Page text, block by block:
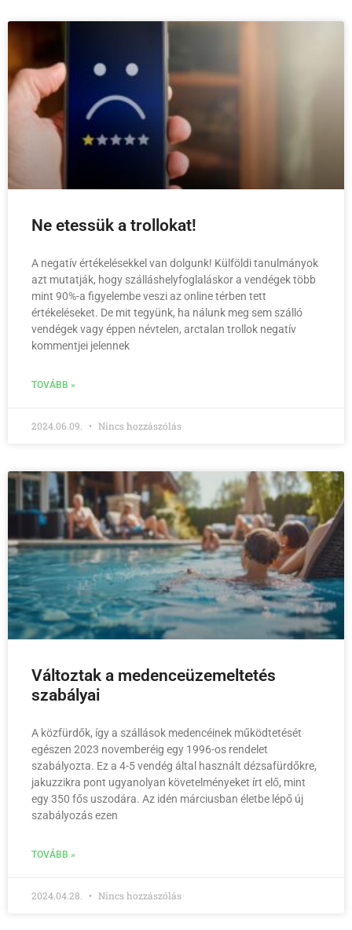
Ne etessük a trollokat!
A negatív értékelésekkel van dolgunk! Külföldi tanulmányok
azt mutatják, hogy szálláshely­foglaláskor a vendégek több
mint 90%-a figyelembe veszi az online térben tett
értékeléseket. De mit tegyünk, ha nálunk meg sem szálló
vendégek vagy éppen névtelen, arctalan trollok negatív
kommentjei jelennek
TOVÁBB »
2024.06.09. Nincs hozzászólás
Változtak a medenceüzemeltetés
szabályai
A közfürdők, így a szállások medencéinek működtetését
egészen 2023 novemberéig egy 1996-os rendelet
szabályozta. Ez a 4-5 vendég által használt dézsafürdőkre,
jakuzzikra pont ugyanolyan követelményeket írt elő, mint
egy 350 fős uszodára. Az idén márciusban életbe lépő új
szabályozás ezen
TOVÁBB »
2024.04.28. Nincs hozzászólás